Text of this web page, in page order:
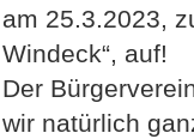
am 25.3.2023,
Windeck“, auf!
Der
wir natürlich